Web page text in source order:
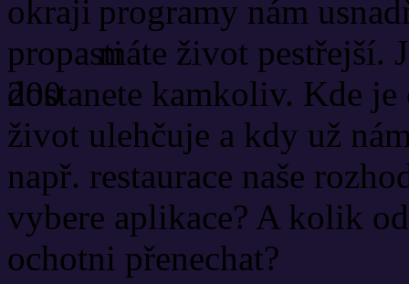
programy nám
máte život pestřejší.
dostanete kamkoliv. Kde
život ulehčuje a kdy už
např. restaurace naše
vybere aplikace? A kolik
ochotni přenechat?